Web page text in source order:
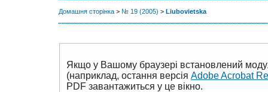
Домашня сторінка > № 19 (2005) > Liubovietska
Якщо у Вашому браузері встановлений
(наприклад, остання версія Adobe Acrobat
PDF завантажиться у це вікно.